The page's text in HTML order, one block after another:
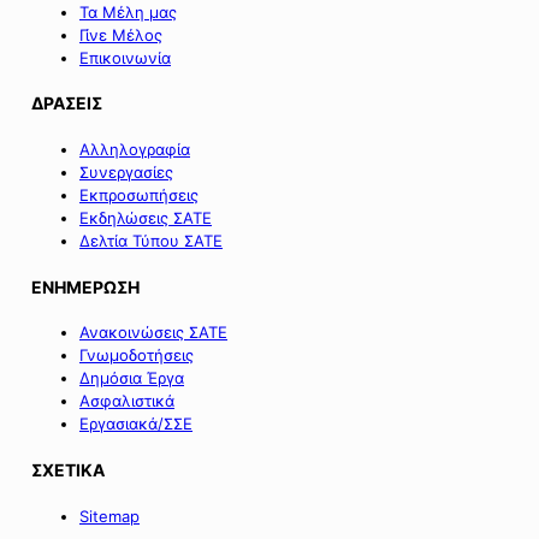
Τα Μέλη μας
Γίνε Μέλος
Επικοινωνία
ΔΡΑΣΕΙΣ
Αλληλογραφία
Συνεργασίες
Εκπροσωπήσεις
Εκδηλώσεις ΣΑΤΕ
Δελτία Τύπου ΣΑΤΕ
ΕΝΗΜΕΡΩΣΗ
Ανακοινώσεις ΣΑΤΕ
Γνωμοδοτήσεις
Δημόσια Έργα
Ασφαλιστικά
Εργασιακά/ΣΣΕ
ΣΧΕΤΙΚΑ
Sitemap